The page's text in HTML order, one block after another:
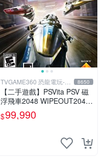
TVGAME360 恐龍電玩-台
中店
8650
【二手遊戲】PSVita PSV 磁
浮飛車2048 WIPEOUT2048
英文亞版【台中恐龍電玩】
$99,990